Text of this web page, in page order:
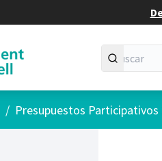
/ Presupuestos Participativos